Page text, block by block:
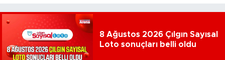
8 Ağustos 2026 Çılgın Sayısal
Loto sonuçları belli oldu